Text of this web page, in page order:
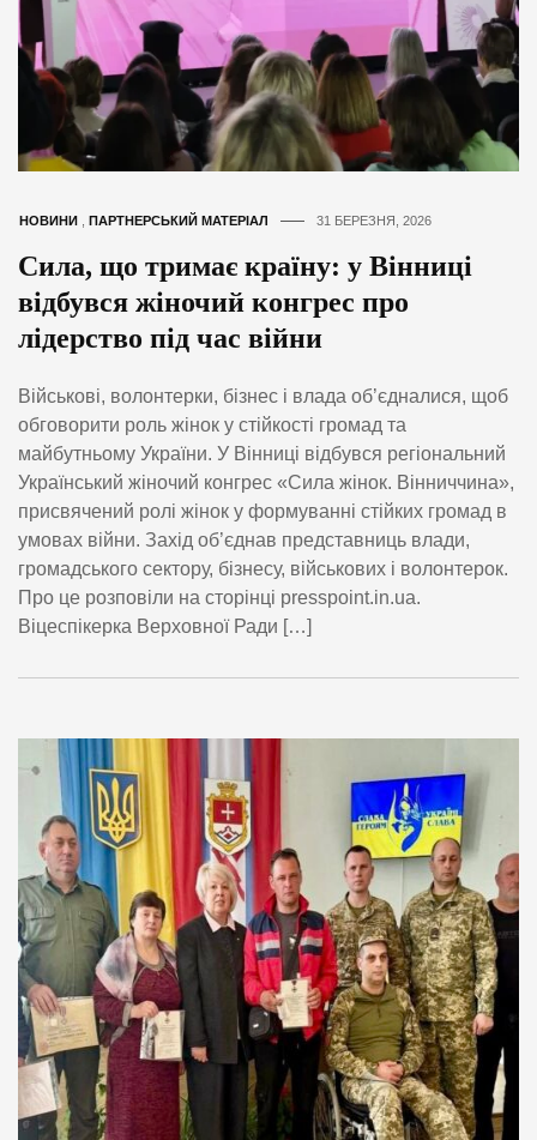
НОВИНИ ПАРТНЕРСЬКИЙ МАТЕРІАЛ 31 БЕРЕЗНЯ, 2026
Сила, що тримає країну: у Вінниці
відбувся жіночий конгрес про
лідерство під час війни
Військові, волонтерки, бізнес і влада об’єдналися, щоб
обговорити роль жінок у стійкості громад та
майбутньому України. У Вінниці відбувся регіональний
Український жіночий конгрес «Сила жінок. Вінниччина»,
присвячений ролі жінок у формуванні стійких громад в
умовах війни. Захід об’єднав представниць влади,
громадського сектору, бізнесу, військових і волонтерок.
Про це розповіли на сторінці presspoint.in.ua.
Віцеспікерка Верховної Ради […]